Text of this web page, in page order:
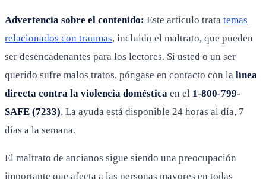
Advertencia sobre el contenido: Este artículo trata temas
relacionados con traumas, incluido el maltrato, que pueden
ser desencadenantes para los lectores. Si usted o un ser
querido sufre malos tratos, póngase en contacto con la línea
directa contra la violencia doméstica en el 1-800-799-
SAFE (7233). La ayuda está disponible 24 horas al día, 7
días a la semana.
El maltrato de ancianos sigue siendo una preocupación
importante que afecta a las personas mayores en todas